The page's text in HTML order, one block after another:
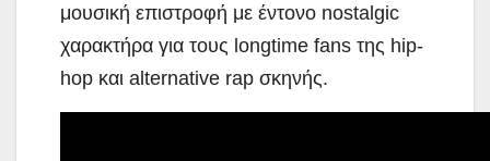
μουσική επιστροφή με έντονο nostalgic
χαρακτήρα για τους longtime fans της hip-
hop και alternative rap σκηνής.